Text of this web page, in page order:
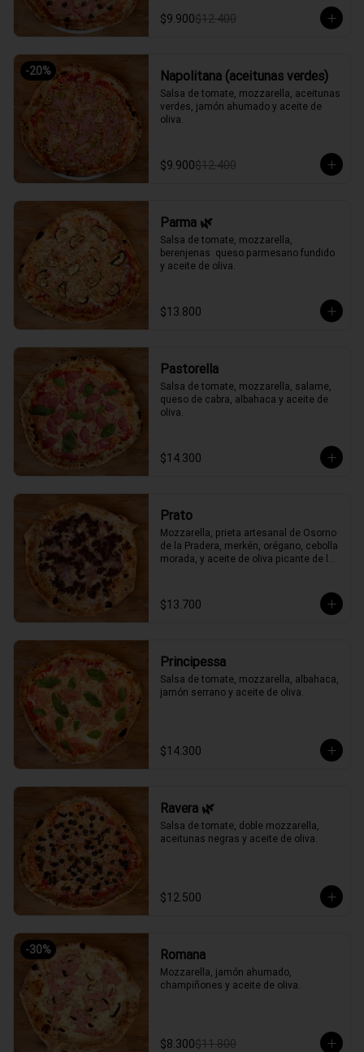
$9.900$12.400
-20% Napolitana (aceitunas verdes)
Salsa de tomate, mozzarella, aceitunas
verdes, jamón ahumado y aceite de
oliva.
$9.900$12.400
Parma 🌿
Salsa de tomate, mozzarella,
berenjenas  queso parmesano fundido
y aceite de oliva.
$13.800
Pastorella
Salsa de tomate, mozzarella, salame,
queso de cabra, albahaca y aceite de
oliva.
$14.300
Prato
Mozzarella, prieta artesanal de Osorno
de la Pradera, merkén, orégano, cebolla
morada, y aceite de oliva picante de la
$13.700
Principessa
Salsa de tomate, mozzarella, albahaca,
jamón serrano y aceite de oliva.
$14.300
Ravera 🌿
Salsa de tomate, doble mozzarella,
aceitunas negras y aceite de oliva.
$12.500
-30% Romana
Mozzarella, jamón ahumado,
champiñones y aceite de oliva.
$8.300$11.800